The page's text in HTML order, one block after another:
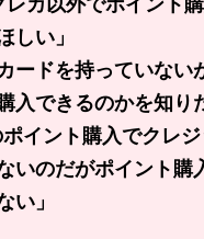
しい」
ードを持っていない
入できるのかを知り
ポイント購入でクレ
いのだがポイント購
い」